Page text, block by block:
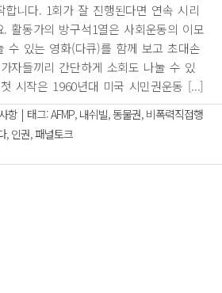
합니다. 1회가 잘 진행된다면 연속 시리
활동가의 방구석1열은 사회운동의 이모
수 있는 영화(다큐)를 함께 보고 초대손
자들끼리 간단하게 소회도 나눌 수 있
시작은 1960년대 미국 시민권운동 [...]
항 | 태그:AFMP, 내쉬빌,동물권, 비폭력직접행
, 인권,패널토크